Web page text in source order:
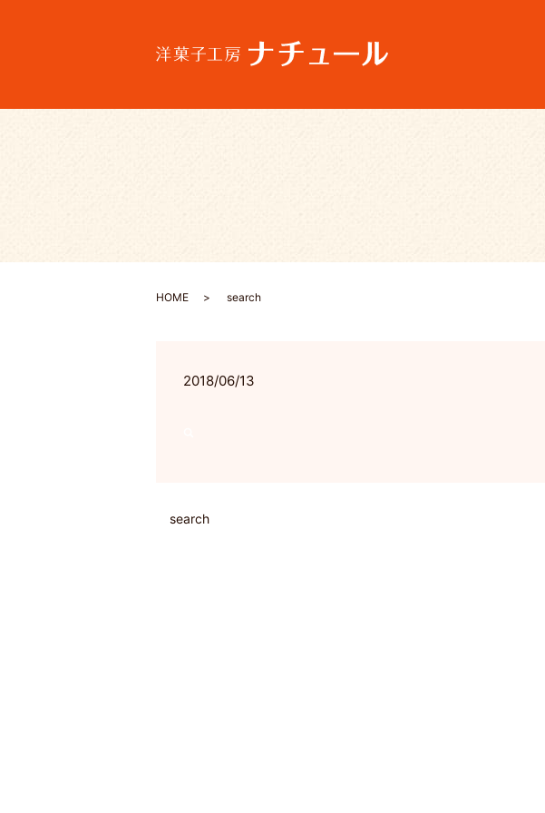
HOME search
2018/06/13
search